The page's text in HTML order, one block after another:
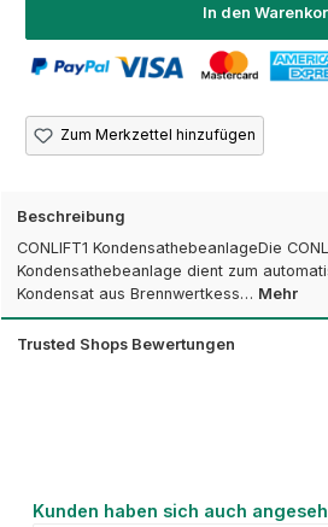
In den
Zum Merkzettel hinzufügen
Beschreibung
CONLIFT1 KondensathebeanlageDie
Kondensathebeanlage dient zum
Kondensat aus Brennwertkess… Mehr
Trusted Shops Bewertungen
Produktgalerie überspringen
Kunden haben sich auch